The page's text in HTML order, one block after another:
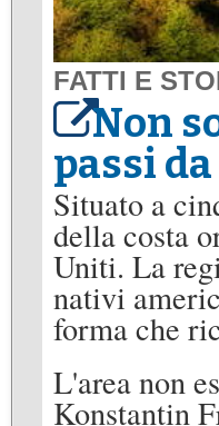
FATTI E
Non
passi
Situato a
della costa
Uniti. La
nativi
forma che
L'area non
Konstantin